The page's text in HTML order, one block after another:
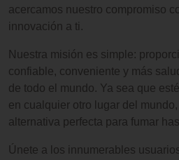
acercamos nuestro compromiso
innovación a ti.
Nuestra misión es simple:
confiable, conveniente y más
de todo el mundo. Ya sea que
en cualquier otro lugar del
alternativa perfecta para fumar
Únete a los innumerables